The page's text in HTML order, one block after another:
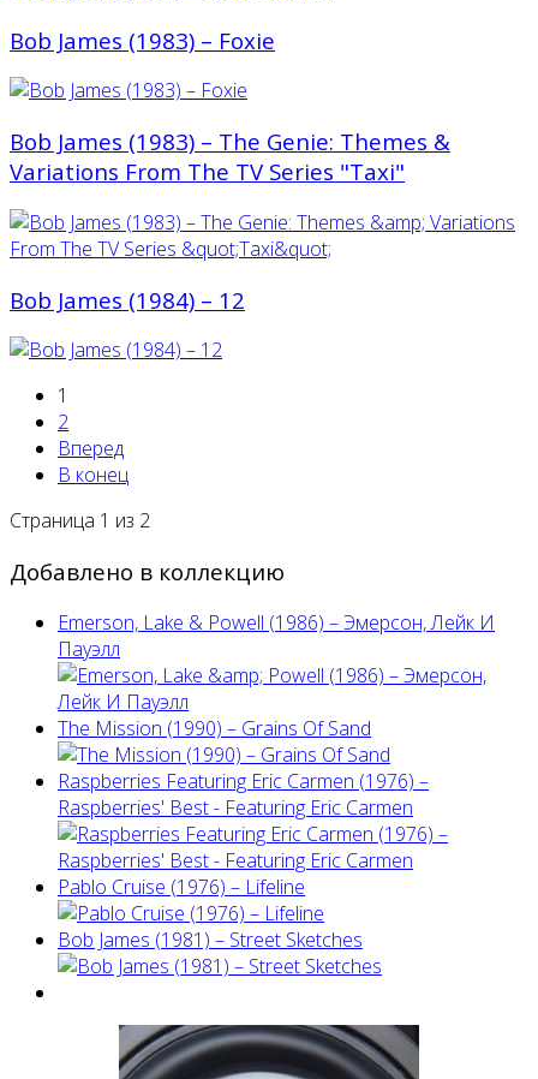
Bob James (1983) – Foxie
Bob James (1983) – The Genie: Themes &
Variations From The TV Series "Taxi"
Bob James (1984) ‎– 12
1
2
Вперед
В конец
Страница 1 из 2
Добавлено в коллекцию
Emerson, Lake & Powell (1986) ‎– Эмерсон, Лейк И
Пауэлл
The Mission (1990) – Grains Of Sand
Raspberries Featuring Eric Carmen (1976) –
Raspberries' Best - Featuring Eric Carmen
Pablo Cruise (1976) – Lifeline
Bob James (1981) – Street Sketches